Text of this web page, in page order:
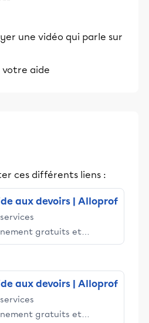
une vidéo qui parle sur
votre aide
ces différents liens :
aux devoirs | Alloprof
gratuits et
engage les élèves
aux devoirs | Alloprof
gratuits et